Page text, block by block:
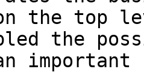
the top
the
important